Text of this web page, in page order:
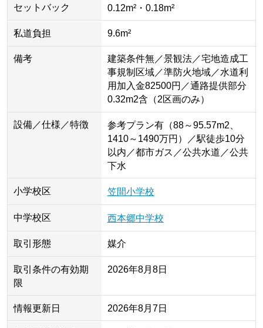
セットバック 0.12m²・0.18m²
私道負担 9.6m²
備考
建築条件無／景観法／宅地造成工
事規制区域／準防火地域／水道利
用加入金82500円／通路提供部分
0.32m2含（2区画のみ）
設備／仕様／特徴
参考プラン有（88～95.57m2、
1410～1490万円）／駅徒歩10分
以内／都市ガス／公共水道／公共
下水
小学校区 笠間小学校
中学校区 西本郷中学校
取引形態 媒介
取引条件の有効期
限
2026年8月8日
情報更新日 2026年8月7日